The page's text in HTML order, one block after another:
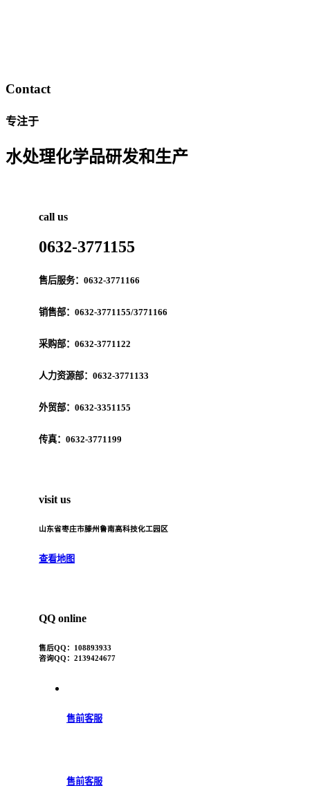
Contact
专注于
水处理化学品研发和生产
call us
0632-3771155
售后服务：0632-3771166
销售部：0632-3771155/3771166
采购部：0632-3771122
人力资源部：0632-3771133
外贸部：0632-3351155
传真：0632-3771199
visit us
山东省枣庄市滕州鲁南高科技化工园区
查看地图
QQ online
售后QQ：108893933
咨询QQ：2139424677
售前客服
售前客服